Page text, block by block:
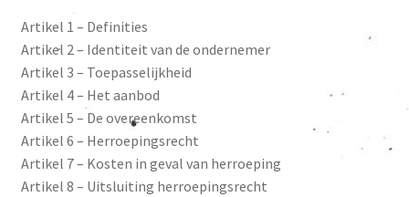
Artikel 1 – Definities
Artikel 2 – Identiteit van de ondernemer
Artikel 3 – Toepasselijkheid
Artikel 4 – Het aanbod
Artikel 5 – De overeenkomst
Artikel 6 – Herroepingsrecht
Artikel 7 – Kosten in geval van herroeping
Artikel 8 – Uitsluiting herroepingsrecht